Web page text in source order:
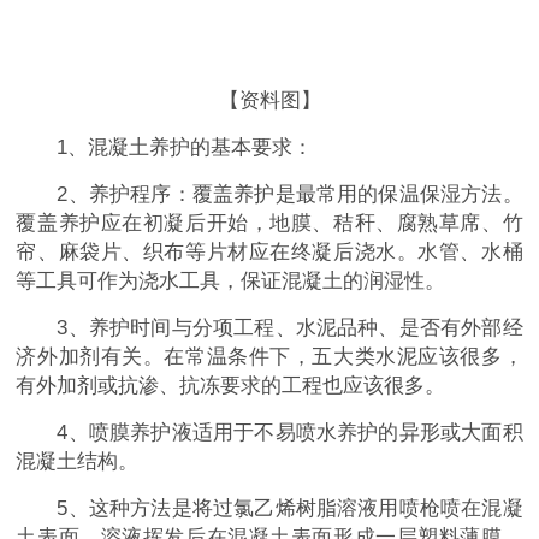
【资料图】
1、混凝土养护的基本要求：
2、养护程序：覆盖养护是最常用的保温保湿方法。
覆盖养护应在初凝后开始，地膜、秸秆、腐熟草席、竹
帘、麻袋片、织布等片材应在终凝后浇水。水管、水桶
等工具可作为浇水工具，保证混凝土的润湿性。
3、养护时间与分项工程、水泥品种、是否有外部经
济外加剂有关。在常温条件下，五大类水泥应该很多，
有外加剂或抗渗、抗冻要求的工程也应该很多。
4、喷膜养护液适用于不易喷水养护的异形或大面积
混凝土结构。
5、这种方法是将过氯乙烯树脂溶液用喷枪喷在混凝